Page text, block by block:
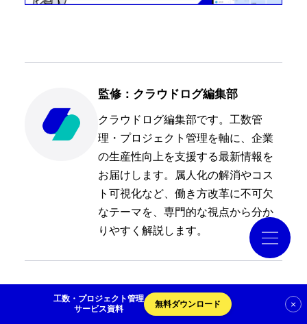
お役立ち資料
クラウドログ PC管理
監修：クラウドログ編集部
クラウドログ編集部です。工数管
理・プロジェクト管理を軸に、企業
の生産性向上を支援する最新情報を
お届けします。属人化の解消やコス
ト可視化など、働き方改革に不可欠
なテーマを、専門的な視点から分か
りやすく解説します。
工数・プロジェクト管理
サービス資料
無料ダウンロード ×